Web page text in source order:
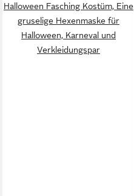
Halloween Fasching Kostüm, Eine
gruselige Hexenmaske für
Halloween, Karneval und
Verkleidungspar